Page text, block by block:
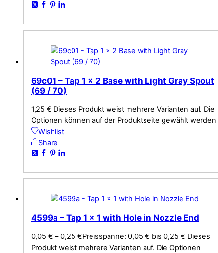
69c01 – Tap 1 x 2 Base with Light Gray Spout
(69 / 70)
1,25 € Dieses Produkt weist mehrere Varianten auf. Die
Optionen können auf der Produktseite gewählt werden
Wishlist
Share
4599a – Tap 1 x 1 with Hole in Nozzle End
0,05 € –0,25 €Preisspanne: 0,05 € bis 0,25 € Dieses
Produkt weist mehrere Varianten auf. Die Optionen